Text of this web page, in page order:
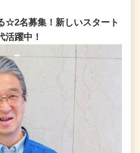
☆2名募集！新しいスタート
活躍中！